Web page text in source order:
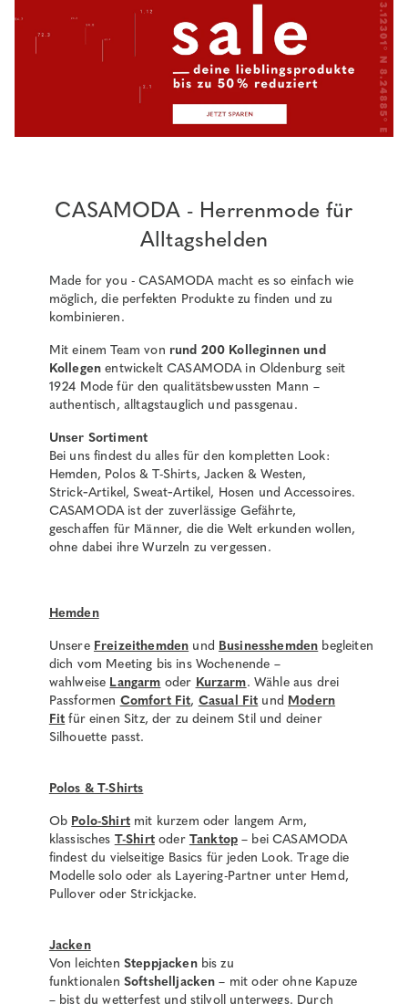
CASAMODA - Herrenmode für
Alltagshelden
Made for you - CASAMODA macht es so einfach wie
möglich, die perfekten Produkte zu finden und zu
kombinieren.
Mit einem Team von rund 200 Kolleginnen und
Kollegen entwickelt CASAMODA in Oldenburg seit
1924 Mode für den qualitätsbewussten Mann –
authentisch, alltagstauglich und passgenau.
Unser Sortiment
Bei uns findest du alles für den kompletten Look:
Hemden, Polos & T-Shirts, Jacken & Westen,
Strick‑Artikel, Sweat‑Artikel, Hosen und Accessoires.
CASAMODA ist der zuverlässige Gefährte,
geschaffen für Männer, die die Welt erkunden wollen,
ohne dabei ihre Wurzeln zu vergessen.
Hemden
Unsere Freizeithemden und Businesshemden begleiten
dich vom Meeting bis ins Wochenende –
wahlweise Langarm oder Kurzarm. Wähle aus drei
Passformen Comfort Fit, Casual Fit und Modern
Fit für einen Sitz, der zu deinem Stil und deiner
Silhouette passt.
Polos & T-Shirts
Ob Polo-Shirtmit kurzem oder langem Arm,
klassisches T-Shirt oder Tanktop – bei CASAMODA
findest du vielseitige Basics für jeden Look. Trage die
Modelle solo oder als Layering-Partner unter Hemd,
Pullover oder Strickjacke.
Jacken
Von leichten Steppjacken bis zu
funktionalen Softshelljacken– mit oder ohne Kapuze
– bist du wetterfest und stilvoll unterwegs. Durch